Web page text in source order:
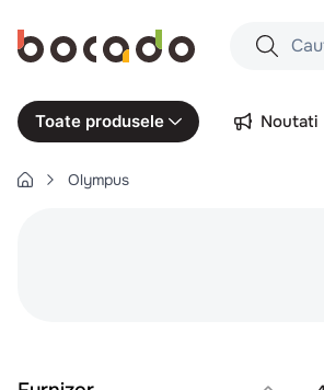
Caută
Căutări
Toate produsele Noutati
Olympus